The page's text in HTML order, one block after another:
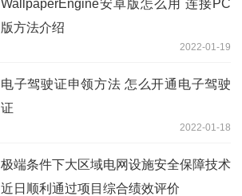
WallpaperEngine安卓版怎么用 连接PC
版方法介绍
2022-01-19
电子驾驶证申领方法 怎么开通电子驾驶
证
2022-01-18
极端条件下大区域电网设施安全保障技术
近日顺利通过项目综合绩效评价